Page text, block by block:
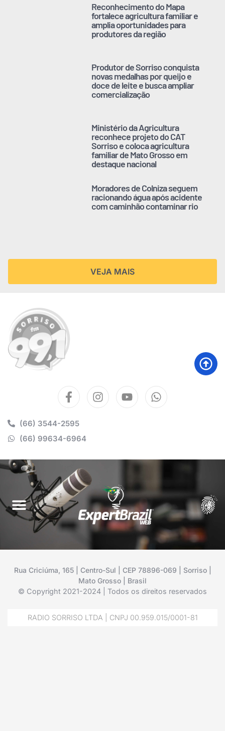
Reconhecimento do Mapa
fortalece agricultura familiar e
amplia oportunidades para
produtores da região
Produtor de Sorriso conquista
novas medalhas por queijo e
doce de leite e busca ampliar
comercialização
Ministério da Agricultura
reconhece projeto do CAT
Sorriso e coloca agricultura
familiar de Mato Grosso em
destaque nacional
Moradores de Colniza seguem
racionando água após acidente
com caminhão contaminar rio
VEJA MAIS
(66) 3544-2595
(66) 99634-6964
Rua Criciúma, 165 | Centro-Sul | CEP 78896-069 | Sorriso |
Mato Grosso | Brasil
© Copyright 2021-2024 | Todos os direitos reservados
RADIO SORRISO LTDA | CNPJ 00.959.015/0001-81